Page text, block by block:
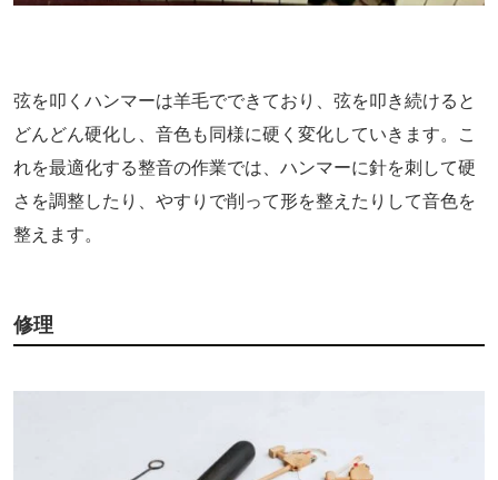
弦を叩くハンマーは羊毛でできており、弦を叩き続けると
どんどん硬化し、音色も同様に硬く変化していきます。こ
れを最適化する整音の作業では、ハンマーに針を刺して硬
さを調整したり、やすりで削って形を整えたりして音色を
整えます。
修理